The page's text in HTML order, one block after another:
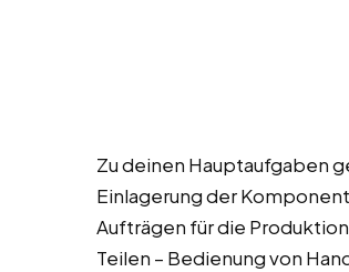
Zu deinen Hauptaufgaben
Einlagerung der
Aufträgen für die
Teilen – Bedienung von